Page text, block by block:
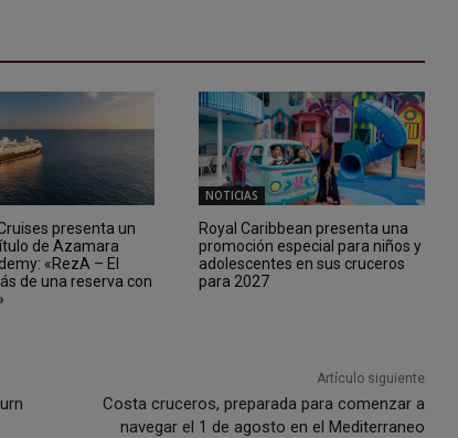
presenta un
de Azamara
«RezA – El
de una reserva con
NOTICIAS
Royal Caribbean presenta una
promoción especial para niños y
adolescentes en sus cruceros
para 2027
Artículo siguiente
Costa cruceros, preparada para comenzar a
navegar el 1 de agosto en el Mediterraneo